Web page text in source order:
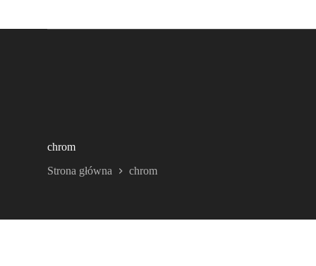
chrom
Strona główna chrom